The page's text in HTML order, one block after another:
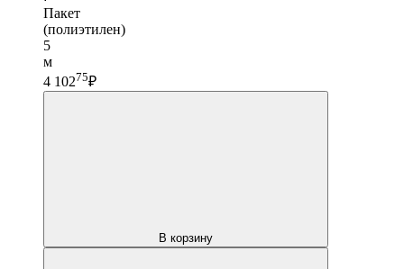
Пакет
(полиэтилен)
5
м
4 10275₽
В корзину